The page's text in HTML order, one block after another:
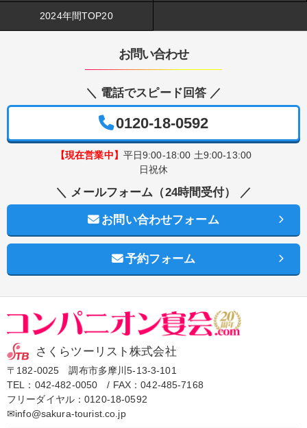
2024年間TOP20
お問い合わせ
＼ 電話でスピード回答 ／
0120-18-0592
【現在営業中】 平日9:00-18:00 土9:00-13:00
日祝休
＼ メールフォーム（24時間受付） ／
お問い合わせフォーム
予約フォーム
さくらツーリスト株式会社
〒182-0025 調布市多摩川5-13-3-101
TEL： 042-482-0050 / FAX：042-485-7168
フリーダイヤル：0120-18-0592
✉info@sakura-tourist.co.jp